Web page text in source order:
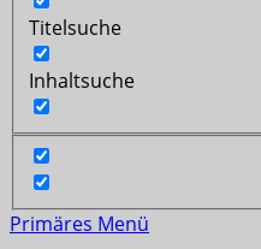
Titelsuche
Inhaltsuche
Primäres Menü